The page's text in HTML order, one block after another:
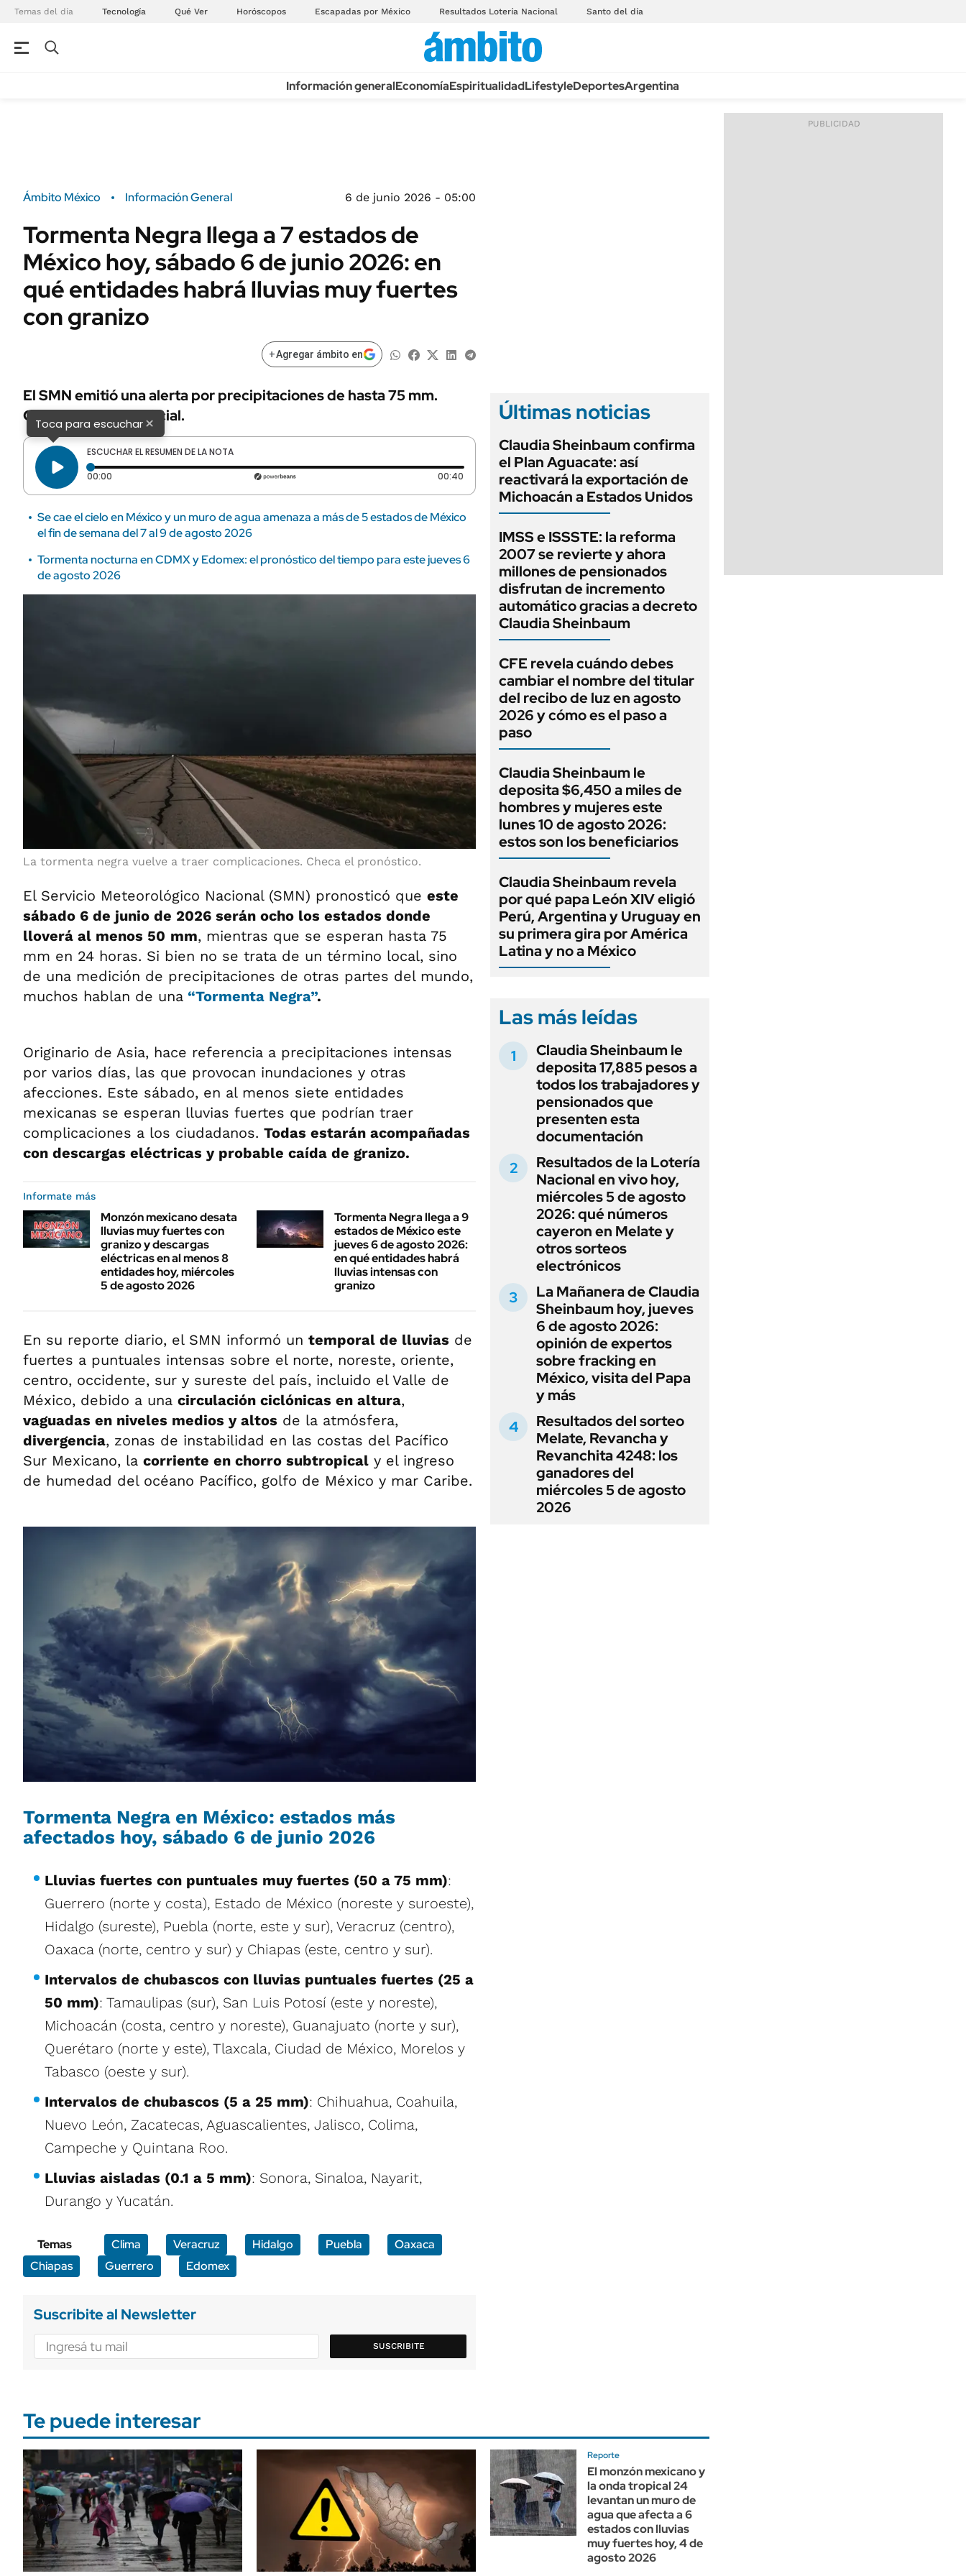
Temas del día Tecnología Qué Ver Horóscopos Escapadas por México Resultados Lotería Nacional Santo del día
Información generalEconomíaEspiritualidadLifestyleDeportesArgentina
Ámbito México Información General 6 de junio 2026 - 05:00
Tormenta Negra llega a 7 estados de
México hoy, sábado 6 de junio 2026: en
qué entidades habrá lluvias muy fuertes
con granizo
+Agregar ámbito en
El SMN emitió una alerta por precipitaciones de hasta 75 mm.
Checa el reporte oficial.
Toca para escuchar×
ESCUCHAR EL RESUMEN DE LA NOTA
00:00 Tiempo transcurrido: 0 segundos 00:40 Duración: 40 segundos
Se cae el cielo en México y un muro de agua amenaza a más de 5 estados de México
el fin de semana del 7 al 9 de agosto 2026
Tormenta nocturna en CDMX y Edomex: el pronóstico del tiempo para este jueves 6
de agosto 2026
La tormenta negra vuelve a traer complicaciones. Checa el pronóstico.
El Servicio Meteorológico Nacional (SMN) pronosticó que este
sábado 6 de junio de 2026 serán ocho los estados donde
lloverá al menos 50 mm, mientras que se esperan hasta 75
mm en 24 horas. Si bien no se trata de un término local, sino
de una medición de precipitaciones de otras partes del mundo,
muchos hablan de una “Tormenta Negra”.
Originario de Asia, hace referencia a precipitaciones intensas
por varios días, las que provocan inundaciones y otras
afecciones. Este sábado, en al menos siete entidades
mexicanas se esperan lluvias fuertes que podrían traer
complicaciones a los ciudadanos. Todas estarán acompañadas
con descargas eléctricas y probable caída de granizo.
Informate más
Monzón mexicano desata
lluvias muy fuertes con
granizo y descargas
eléctricas en al menos 8
entidades hoy, miércoles
5 de agosto 2026
Tormenta Negra llega a 9
estados de México este
jueves 6 de agosto 2026:
en qué entidades habrá
lluvias intensas con
granizo
En su reporte diario, el SMN informó un temporal de lluvias de
fuertes a puntuales intensas sobre el norte, noreste, oriente,
centro, occidente, sur y sureste del país, incluido el Valle de
México, debido a una circulación ciclónicas en altura,
vaguadas en niveles medios y altos de la atmósfera,
divergencia, zonas de instabilidad en las costas del Pacífico
Sur Mexicano, la corriente en chorro subtropical y el ingreso
de humedad del océano Pacífico, golfo de México y mar Caribe.
Tormenta Negra en México: estados más
afectados hoy, sábado 6 de junio 2026
Lluvias fuertes con puntuales muy fuertes (50 a 75 mm):
Guerrero (norte y costa), Estado de México (noreste y suroeste),
Hidalgo (sureste), Puebla (norte, este y sur), Veracruz (centro),
Oaxaca (norte, centro y sur) y Chiapas (este, centro y sur).
Intervalos de chubascos con lluvias puntuales fuertes (25 a
50 mm): Tamaulipas (sur), San Luis Potosí (este y noreste),
Michoacán (costa, centro y noreste), Guanajuato (norte y sur),
Querétaro (norte y este), Tlaxcala, Ciudad de México, Morelos y
Tabasco (oeste y sur).
Intervalos de chubascos (5 a 25 mm): Chihuahua, Coahuila,
Nuevo León, Zacatecas, Aguascalientes, Jalisco, Colima,
Campeche y Quintana Roo.
Lluvias aisladas (0.1 a 5 mm): Sonora, Sinaloa, Nayarit,
Durango y Yucatán.
Temas Clima Veracruz Hidalgo Puebla
Oaxaca
Chiapas
Guerrero Edomex
Suscribite al Newsletter
SUSCRIBITE
Últimas noticias
Claudia Sheinbaum confirma
el Plan Aguacate: así
reactivará la exportación de
Michoacán a Estados Unidos
IMSS e ISSSTE: la reforma
2007 se revierte y ahora
millones de pensionados
disfrutan de incremento
automático gracias a decreto
Claudia Sheinbaum
CFE revela cuándo debes
cambiar el nombre del titular
del recibo de luz en agosto
2026 y cómo es el paso a
paso
Claudia Sheinbaum le
deposita $6,450 a miles de
hombres y mujeres este
lunes 10 de agosto 2026:
estos son los beneficiarios
Claudia Sheinbaum revela
por qué papa León XIV eligió
Perú, Argentina y Uruguay en
su primera gira por América
Latina y no a México
Las más leídas
Claudia Sheinbaum le
deposita 17,885 pesos a
todos los trabajadores y
pensionados que
presenten esta
documentación
Resultados de la Lotería
Nacional en vivo hoy,
miércoles 5 de agosto
2026: qué números
cayeron en Melate y
otros sorteos
electrónicos
La Mañanera de Claudia
Sheinbaum hoy, jueves
6 de agosto 2026:
opinión de expertos
sobre fracking en
México, visita del Papa
y más
Resultados del sorteo
Melate, Revancha y
Revanchita 4248: los
ganadores del
miércoles 5 de agosto
2026
Te puede interesar
Reporte
El monzón mexicano y
la onda tropical 24
levantan un muro de
agua que afecta a 6
estados con lluvias
muy fuertes hoy, 4 de
agosto 2026